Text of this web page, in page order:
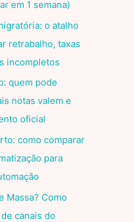
em 1 semana)
o atalho
retrabalho, taxas
incompletos
quem pode
notas valem e
oficial
como comparar
para
Massa? Como
canais do